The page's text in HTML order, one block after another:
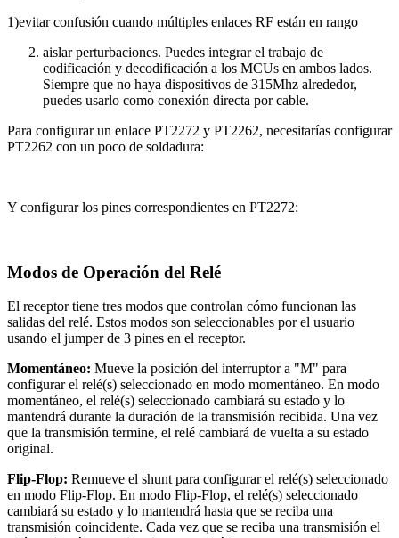
1)evitar confusión cuando múltiples enlaces RF están en rango
aislar perturbaciones. Puedes integrar el trabajo de
codificación y decodificación a los MCUs en ambos lados.
Siempre que no haya dispositivos de 315Mhz alrededor,
puedes usarlo como conexión directa por cable.
Para configurar un enlace PT2272 y PT2262, necesitarías configurar
PT2262 con un poco de soldadura:
Y configurar los pines correspondientes en PT2272:
Modos de Operación del Relé
El receptor tiene tres modos que controlan cómo funcionan las
salidas del relé. Estos modos son seleccionables por el usuario
usando el jumper de 3 pines en el receptor.
Momentáneo: Mueve la posición del interruptor a "M" para
configurar el relé(s) seleccionado en modo momentáneo. En modo
momentáneo, el relé(s) seleccionado cambiará su estado y lo
mantendrá durante la duración de la transmisión recibida. Una vez
que la transmisión termine, el relé cambiará de vuelta a su estado
original.
Flip-Flop: Remueve el shunt para configurar el relé(s) seleccionado
en modo Flip-Flop. En modo Flip-Flop, el relé(s) seleccionado
cambiará su estado y lo mantendrá hasta que se reciba una
transmisión coincidente. Cada vez que se reciba una transmisión el